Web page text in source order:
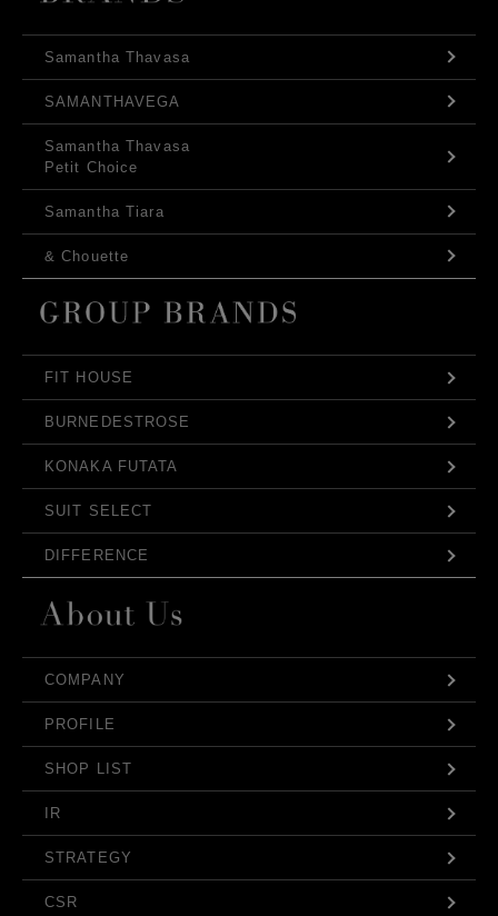
Samantha Thavasa
SAMANTHAVEGA
Samantha Thavasa
Petit Choice
Samantha Tiara
& Chouette
FIT HOUSE
BURNEDESTROSE
KONAKA FUTATA
SUIT SELECT
DIFFERENCE
COMPANY
PROFILE
SHOP LIST
IR
STRATEGY
CSR